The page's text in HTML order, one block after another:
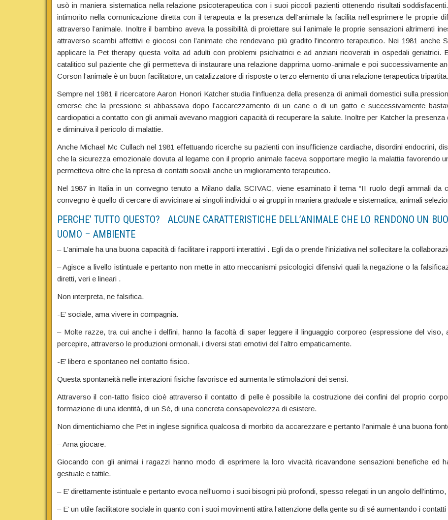
usò in maniera sistematica nella relazione psicoterapeutica con i suoi piccoli pazienti ottenendo risultati
intimorito nella comunicazione diretta con il terapeuta e la presenza dell’animale la facilita nell’esprimere le proprie
attraverso l’animale. Inoltre il bambino aveva la possibilità di proiettare sui l’animale le proprie sensazioni altrimenti
attraverso scambi affettivi e giocosi con l’animate che rendevano più gradito l’incontro terapeutico. Nei 1981 anche
applicare la Pet therapy questa volta ad adulti con problemi psichiatrici e ad anziani ricoverati in ospedali geriatrici.
catalitico sul paziente che gli permetteva di instaurare una relazione dapprima uomo-animale e poi successivamente
Corson l’animale è un buon facilitatore, un catalizzatore di risposte o terzo elemento di una relazione terapeutica tripartita.
Sempre nel 1981 il ricercatore Aaron Honori Katcher studia l’influenza della presenza di animali domestici sulla
emerse che la pressione si abbassava dopo l’accarezzamento di un cane o di un gatto e successivamente
cardiopatici a contatto con gli animali avevano maggiori capacità di recuperare la salute. Inoltre per Katcher la
e diminuiva il pericolo di malattie.
Anche Michael Mc Cullach nel 1981 effettuando ricerche su pazienti con insufficienze cardiache, disordini endocrini,
che la sicurezza emozionale dovuta al legame con il proprio animale faceva sopportare meglio la malattia favorendo
permetteva oltre che la ripresa di contatti sociali anche un miglioramento terapeutico.
Nel 1987 in Italia in un convegno tenuto a Milano dalla SCIVAC, viene esaminato il tema “II ruolo degli ammali da
convegno è quello di cercare di avvicinare ai singoli individui o ai gruppi in maniera graduale e sistematica, animali
PERCHE’ TUTTO QUESTO? ALCUNE CARATTERISTICHE DELL’ANIMALE CHE LO RENDONO UN
UOMO – AMBIENTE
– L’animale ha una buona capacità di facilitare i rapporti interattivi . Egli da o prende l’iniziativa nel sollecitare la
– Agisce a livello istintuale e pertanto non mette in atto meccanismi psicologici difensivi quali la negazione o la
diretti, veri e lineari .
Non interpreta, ne falsifica.
-E’ sociale, ama vivere in compagnia.
– Molte razze, tra cui anche i delfini, hanno la facoltà di saper leggere il linguaggio corporeo (espressione del viso,
percepire, attraverso le produzioni ormonali, i diversi stati emotivi del l’altro empaticamente.
-E’ libero e spontaneo nel contatto fisico.
Questa spontaneità nelle interazioni fisiche favorisce ed aumenta le stimolazioni dei sensi.
Attraverso il con-tatto fisico cioè attraverso il contatto di pelle è possibile la costruzione dei confini del proprio
formazione di una identità, di un Sé, di una concreta consapevolezza di esistere.
Non dimentichiamo che Pet in inglese significa qualcosa di morbito da accarezzare e pertanto l’animale è una buona
– Ama giocare.
Giocando con gli animai i ragazzi hanno modo di esprimere la loro vivacità ricavandone sensazioni benefiche ed
gestuale e tattile.
– E’ direttamente istintuale e pertanto evoca nell’uomo i suoi bisogni più profondi, spesso relegati in un angolo
– E’ un utile facilitatore sociale in quanto con i suoi movimenti attira l’attenzione della gente su di sé aumentando i